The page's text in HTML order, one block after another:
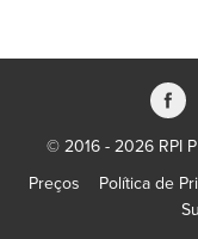
© 2016 - 2026 RPI
Preços
Política de